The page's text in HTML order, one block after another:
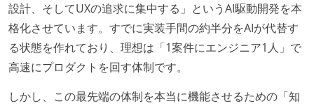
設計、そしてUXの追求に集中する」というAI駆動開発を本
格化させています。すでに実装手間の約半分をAIが代替す
る状態を作れており、理想は「1案件にエンジニア1人」で
高速にプロダクトを回す体制です。
しかし、この最先端の体制を本当に機能させるための「知